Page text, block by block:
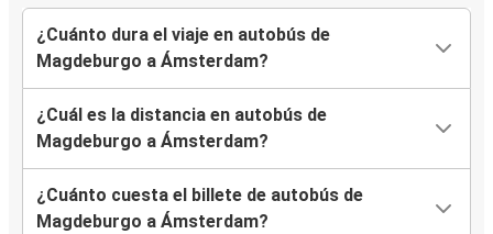
¿Cuánto dura el viaje en autobús de
Magdeburgo a Ámsterdam?
¿Cuál es la distancia en autobús de
Magdeburgo a Ámsterdam?
¿Cuánto cuesta el billete de autobús de
Magdeburgo a Ámsterdam?